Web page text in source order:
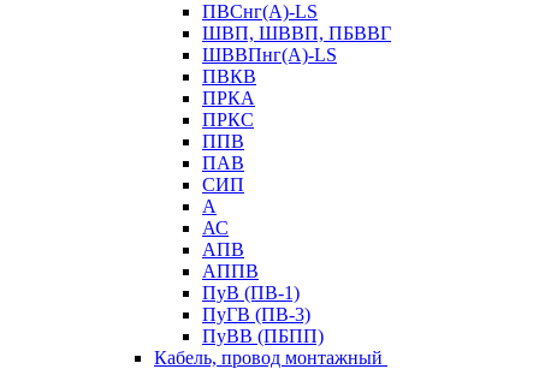
ПВСнг(А)-LS
ШВП, ШВВП, ПБВВГ
ШВВПнг(А)-LS
ПВКВ
ПРКА
ПРКС
ППВ
ПАВ
СИП
А
АС
АПВ
АППВ
ПуВ (ПВ-1)
ПуГВ (ПВ-3)
ПуВВ (ПБПП)
Кабель, провод монтажный